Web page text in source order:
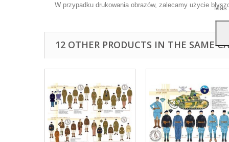
W przypadku drukowania obrazów, zalecamy użycie
12 OTHER PRODUCTS IN THE SAME
Más